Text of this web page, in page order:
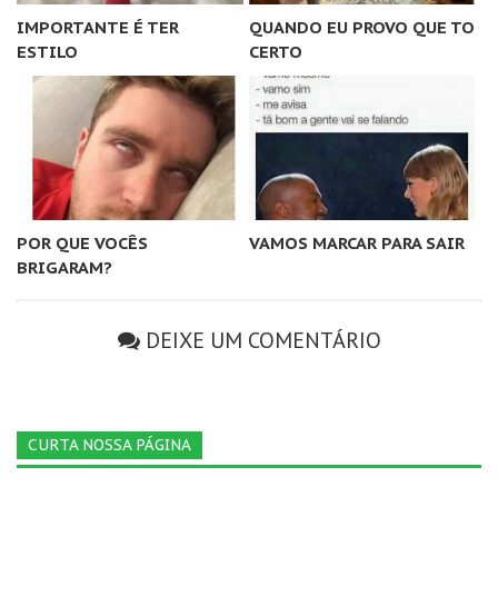
IMPORTANTE É TER
ESTILO
QUANDO EU PROVO QUE TO
CERTO
POR QUE VOCÊS
BRIGARAM?
VAMOS MARCAR PARA SAIR
DEIXE UM COMENTÁRIO
CURTA NOSSA PÁGINA